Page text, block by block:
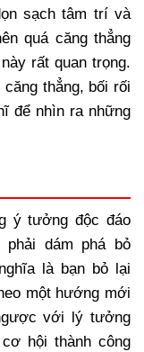
sạch tâm trí và
quá căng thẳng
rất quan trọng.
thẳng, bối rối
để nhìn ra những
ý tưởng độc đáo
dám phá bỏ
là bạn bỏ lại
một hướng mới
với lý tưởng
hội thành công